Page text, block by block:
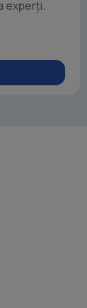
experți.